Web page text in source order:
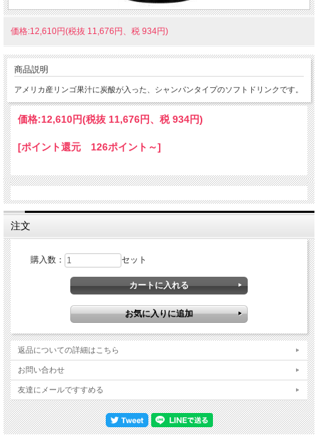
価格:12,610円(税抜 11,676円、税 934円)
商品説明
アメリカ産リンゴ果汁に炭酸が入った、シャンパンタイプのソフトドリンクです。
価格:12,610円(税抜 11,676円、税 934円)
[ポイント還元 126ポイント～]
注文
購入数： セット
返品についての詳細はこちら
お問い合わせ
友達にメールですすめる